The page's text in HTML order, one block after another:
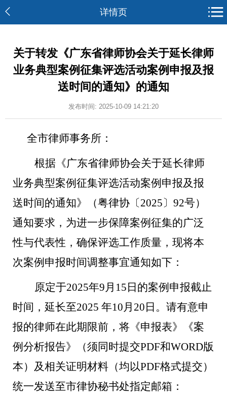
详情页
关于转发《广东省律师协会关于延长律师
业务典型案例征集评选活动案例申报及报
送时间的通知》的通知
发布时间: 2025-10-09 14:21:20
全市律师事务所 ：
根据 《广东省律师协会关于延长律师
业务典型案例征集评选活动案例申报及报
送时间的通知》（粤律协〔2025〕92号）
通知要求 ，为进一步保障案例征集的广泛
性与代表性，确保评选工作质量，现将本
次案例申报时间调整事宜通知如下：
原定于2025年9月15日的案例申报截止
时间，延长至2025 年10月20日。请有意申
报的律师在此期限前，将《申报表》《案
例分析报告》（须同时提交PDF和WORD版
本）及相关证明材料（均以PDF格式提交）
统一发送至市律协秘书处指定邮箱：